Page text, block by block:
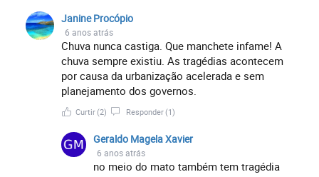
Janine Procópio
6 anos atrás
Chuva nunca castiga. Que manchete infame! A
chuva sempre existiu. As tragédias acontecem
por causa da urbanização acelerada e sem
planejamento dos governos.
Curtir(2) Responder(1)
Geraldo Magela Xavier
6 anos atrás
no meio do mato também tem tragédia